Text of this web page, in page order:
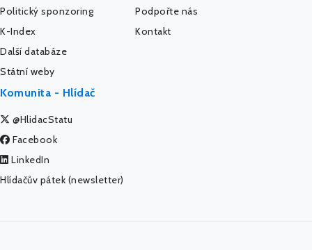
Politický sponzoring
K-Index
Další databáze
Státní weby
Podpořte nás
Kontakt
Komunita - Hlídač
@HlidacStatu
Facebook
LinkedIn
Hlídačův pátek (newsletter)